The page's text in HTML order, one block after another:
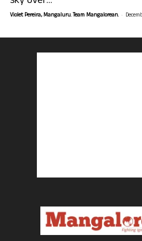
Violet Pereira, Mangaluru. Team Mangalorean. -